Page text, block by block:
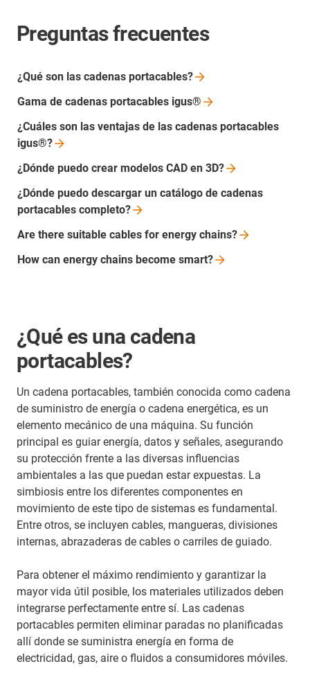
Preguntas frecuentes
¿Qué son las cadenas portacables?
Gama de cadenas portacables igus®
¿Cuáles son las ventajas de las cadenas portacables
igus®?
¿Dónde puedo crear modelos CAD en 3D?
¿Dónde puedo descargar un catálogo de cadenas
portacables completo?
Are there suitable cables for energy chains?
How can energy chains become smart?
¿Qué es una cadena
portacables?
Un cadena portacables, también conocida como cadena
de suministro de energía o cadena energética, es un
elemento mecánico de una máquina. Su función
principal es guiar energía, datos y señales, asegurando
su protección frente a las diversas influencias
ambientales a las que puedan estar expuestas. La
simbiosis entre los diferentes componentes en
movimiento de este tipo de sistemas es fundamental.
Entre otros, se incluyen cables, mangueras, divisiones
internas, abrazaderas de cables o carriles de guiado.
Para obtener el máximo rendimiento y garantizar la
mayor vida útil posible, los materiales utilizados deben
integrarse perfectamente entre sí. Las cadenas
portacables permiten eliminar paradas no planificadas
allí donde se suministra energía en forma de
electricidad, gas, aire o fluidos a consumidores móviles.